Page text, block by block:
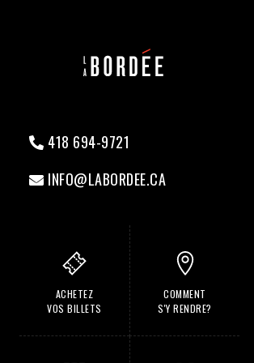
418 694-9721
INFO@LABORDEE.CA
ACHETEZ
VOS BILLETS
COMMENT
S'Y RENDRE?